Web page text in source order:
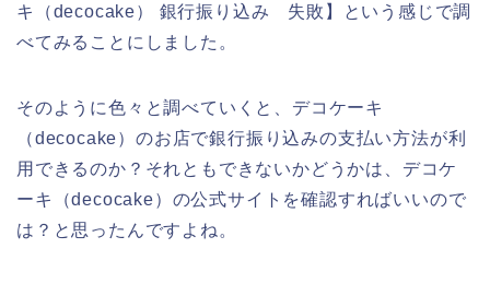
キ（decocake） 銀行振り込み 失敗】という感じで調
べてみることにしました。
そのように色々と調べていくと、デコケーキ
（decocake）のお店で銀行振り込みの支払い方法が利
用できるのか？それともできないかどうかは、デコケ
ーキ（decocake）の公式サイトを確認すればいいので
は？と思ったんですよね。